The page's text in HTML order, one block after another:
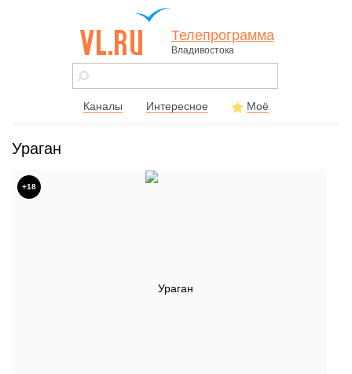
vl.ru - сайт
города
Телепрограмма
Владивостока
Каналы Интересное Моё
Ураган
+18